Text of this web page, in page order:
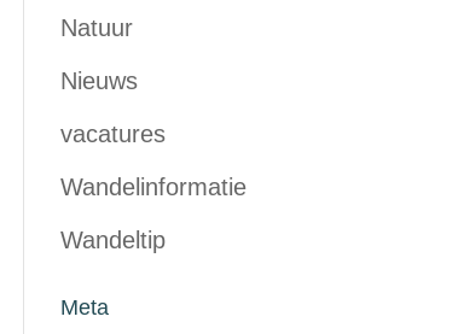
Natuur
Nieuws
vacatures
Wandelinformatie
Wandeltip
Meta